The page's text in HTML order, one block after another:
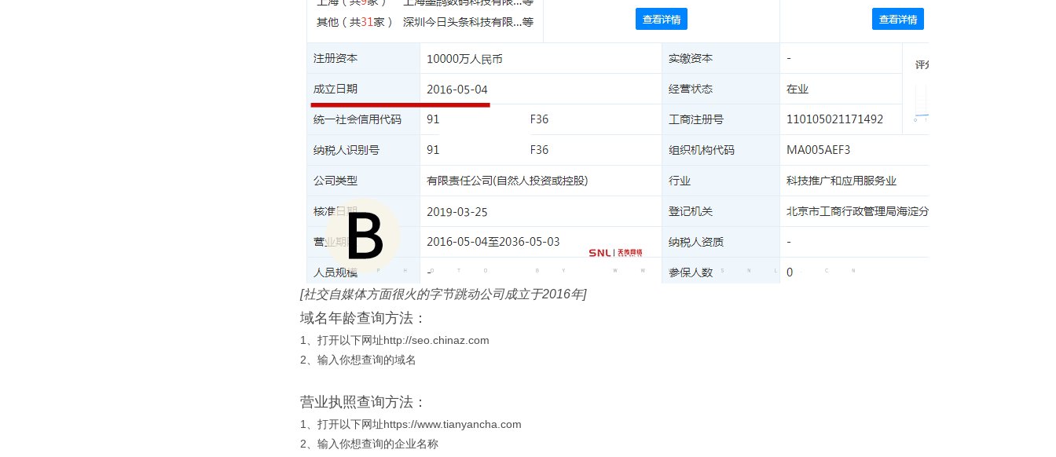
[社交自媒体方面很火的字节跳动公司成立于2016年]
域名年龄查询方法：
1、打开以下网址http://seo.chinaz.com
2、输入你想查询的域名
营业执照查询方法：
1、打开以下网址https://www.tianyancha.com
2、输入你想查询的企业名称